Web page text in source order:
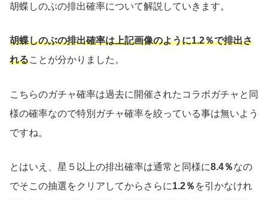
胡蝶しのぶの排出確率について解説していきます。
胡蝶しのぶの排出確率は上記画像のように1.2％で排出さ
れることが分かりました。
こちらのガチャ確率は過去に開催されたコラボガチャと同
様の確率なので特別ガチャ確率を絞っている事は無いよう
ですね。
とはいえ、星５以上の排出確率は通常と同様に8.4％なの
でそこの抽選をクリアしてからさらに1.2％ を引かなけれ